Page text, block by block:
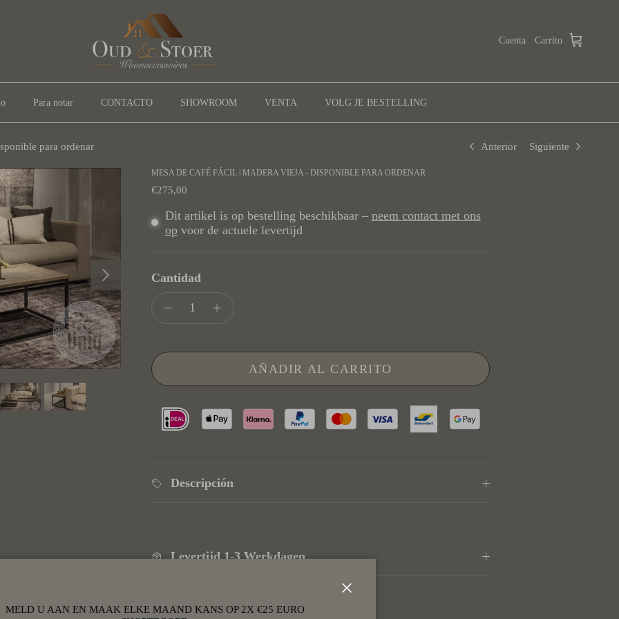
Cuenta Carrito
Para notar CONTACTO SHOWROOM VENTA VOLG JE BESTELLING
para ordenar Anterior Siguiente
Siguiente
MESA DE CAFÉ FÁCIL | MADERA VIEJA - DISPONIBLE PARA ORDENAR
Precio normal
€275,00
Dit artikel is op bestelling beschikbaar – neem contact met ons
opvoor de actuele levertijd
Cantidad
AÑADIR AL CARRITO
Descripción
Levertijd 1-3 Werkdagen
MELD U AAN EN MAAK ELKE MAAND KANS OP 2X €25 EURO